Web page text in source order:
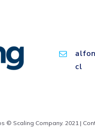
cl
© Scaling Company. 2021 |